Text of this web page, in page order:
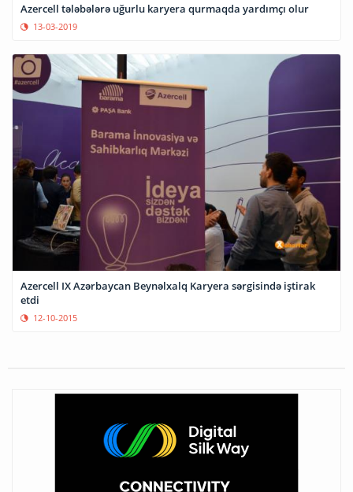
Azercell tələbələrə uğurlu karyera qurmaqda yardımçı olur
13-03-2019
Azercell IX Azərbaycan Beynəlxalq Karyera sərgisində iştirak
etdi
12-10-2015